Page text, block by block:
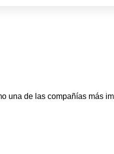
una de las compañías más